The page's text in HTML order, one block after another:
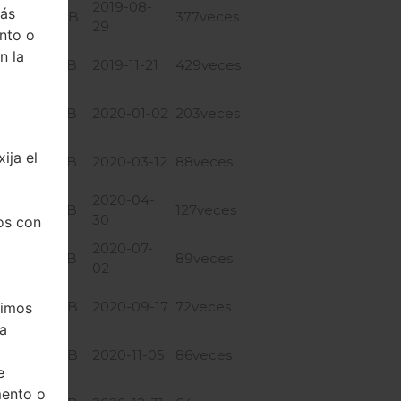
2.09 GiB
2019-08-
29
377veces
2.32 GiB 2019-11-21 429veces
2.32 GiB 2020-01-02 203veces
2.32 GiB 2020-03-12 88veces
2.32 GiB
2020-04-
30
127veces
2.32 GiB
2020-07-
02
89veces
2.34 GiB 2020-09-17 72veces
2.34 GiB 2020-11-05 86veces
o
la
el
con
o